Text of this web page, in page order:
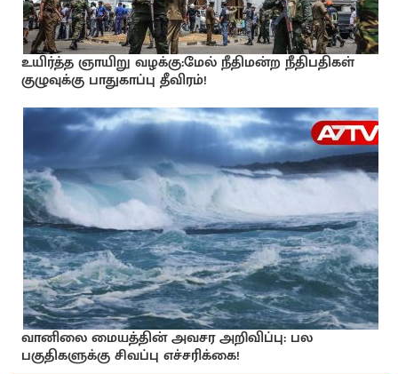
உயிர்த்த ஞாயிறு வழக்கு:மேல் நீதிமன்ற நீதிபதிகள்
குழுவுக்கு பாதுகாப்பு தீவிரம்!
வானிலை மையத்தின் அவசர அறிவிப்பு: பல
பகுதிகளுக்கு சிவப்பு எச்சரிக்கை!